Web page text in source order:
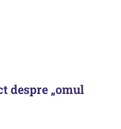
despre „omul